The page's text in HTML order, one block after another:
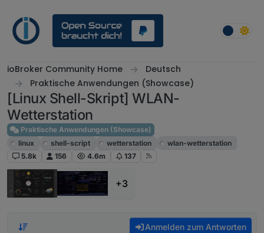
ioBroker Community Home
Deutsch
Praktische Anwendungen (Showcase)
[Linux Shell-Skript] WLAN-
Wetterstation
Praktische Anwendungen (Showcase)
linux
shell-script wetterstation
wlan-wetterstation
5.8k
156 4.6m 137
+3
Anmelden zum Antworten